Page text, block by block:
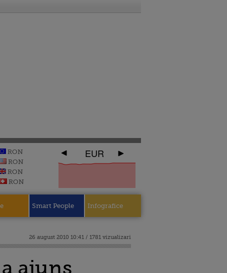
RON
RON
RON
RON
EUR
Smart People Infografice
26 august 2010 10:41 / 1781 vizualizari
ajuns